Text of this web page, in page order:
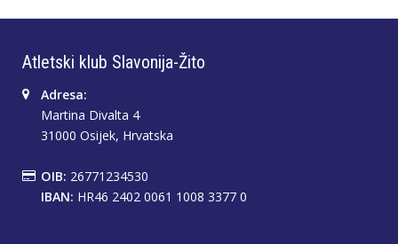
Atletski klub Slavonija-Žito
Adresa:
Martina Divalta 4
31000 Osijek, Hrvatska
OIB: 26771234530
IBAN: HR46 2402 0061 1008 3377 0